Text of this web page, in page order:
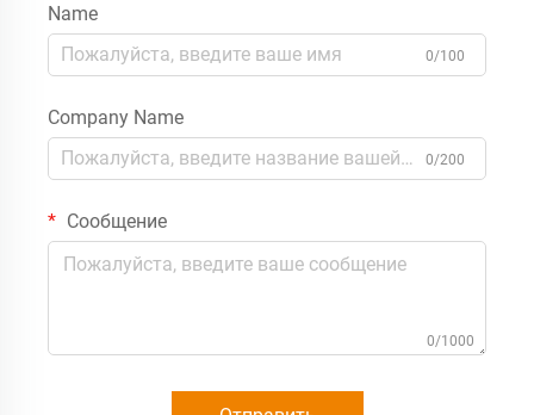
Name
0/100
Company Name
0/200
Сообщение
0/1000